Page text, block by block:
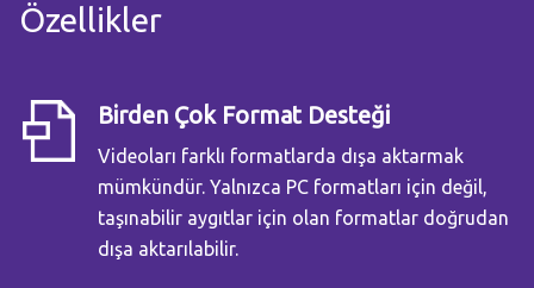
Özellikler
Birden Çok Format Desteği
Videoları farklı formatlarda dışa aktarmak
mümkündür. Yalnızca PC formatları için değil,
taşınabilir aygıtlar için olan formatlar doğrudan
dışa aktarılabilir.